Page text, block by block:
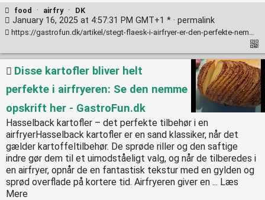
food · airfry · DK
January 16, 2025 at 4:57:31 PM GMT+1 * · permalink
https://gastrofun.dk/artikel/stegt-flaesk-i-airfryer-er-den-perfekte-nemme-ret-til-januar-bedre-end-normalt/
Disse kartofler bliver helt
perfekte i airfryeren: Se den nemme
opskrift her - GastroFun.dk
Hasselback kartofler – det perfekte tilbehør i en
airfryerHasselback kartofler er en sand klassiker, når det
gælder kartoffeltilbehør. De sprøde riller og den saftige
indre gør dem til et uimodståeligt valg, og når de tilberedes i
en airfryer, opnår de en fantastisk tekstur med en gylden og
sprød overflade på kortere tid. Airfryeren giver en ... Læs
Mere